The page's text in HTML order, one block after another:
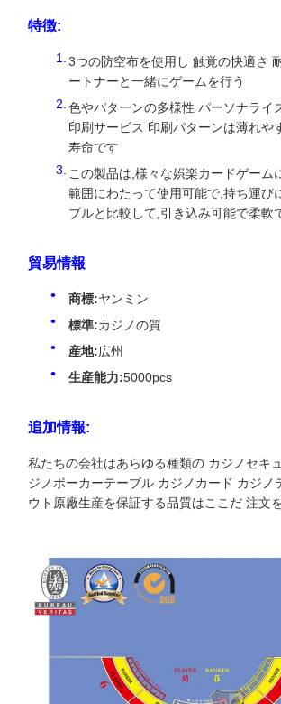
特徴:
3つの防空布を使用し 触覚の快適さ
ートナーと一緒にゲームを行う
色やパターンの多様性 パーソナライ
印刷サービス 印刷パターンは薄れや
寿命です
この製品は,様々な娯楽カードゲーム
範囲にわたって使用可能で,持ち運び
ブルと比較して,引き込み可能で柔軟
貿易情報
商標:ヤンミン
標準:カジノの質
産地:広州
生産能力:5000pcs
追加情報:
私たちの会社はあらゆる種類の カジノセキ
ジノポーカーテーブル カジノカード カジノ
ウト原廠生産を保証する品質はここだ 注文